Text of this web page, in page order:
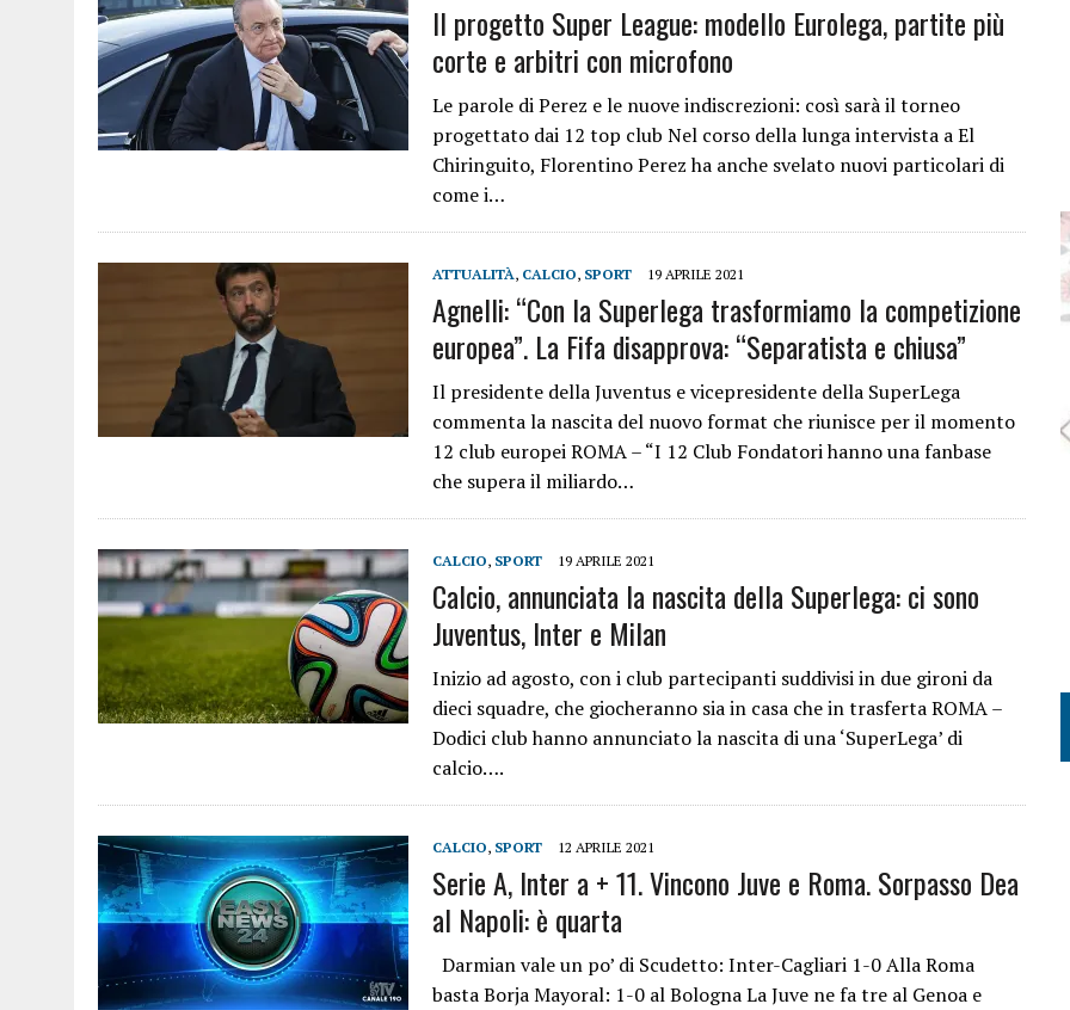
Il progetto Super League: modello Eurolega, partite più
corte e arbitri con microfono
Le parole di Perez e le nuove indiscrezioni: così sarà il torneo
progettato dai 12 top club Nel corso della lunga intervista a El
Chiringuito, Florentino Perez ha anche svelato nuovi particolari di
come i…
ATTUALITÀ, CALCIO, SPORT 19 APRILE 2021
Agnelli: “Con la Superlega trasformiamo la competizione
europea”. La Fifa disapprova: “Separatista e chiusa”
Il presidente della Juventus e vicepresidente della SuperLega
commenta la nascita del nuovo format che riunisce per il momento
12 club europei ROMA – “I 12 Club Fondatori hanno una fanbase
che supera il miliardo…
CALCIO, SPORT 19 APRILE 2021
Calcio, annunciata la nascita della Superlega: ci sono
Juventus, Inter e Milan
Inizio ad agosto, con i club partecipanti suddivisi in due gironi da
dieci squadre, che giocheranno sia in casa che in trasferta ROMA –
Dodici club hanno annunciato la nascita di una ‘SuperLega’ di
calcio….
CALCIO, SPORT 12 APRILE 2021
Serie A, Inter a + 11. Vincono Juve e Roma. Sorpasso Dea
al Napoli: è quarta
Darmian vale un po’ di Scudetto: Inter-Cagliari 1-0 Alla Roma
basta Borja Mayoral: 1-0 al Bologna La Juve ne fa tre al Genoa e